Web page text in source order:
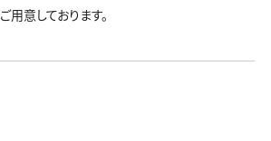
意しております。